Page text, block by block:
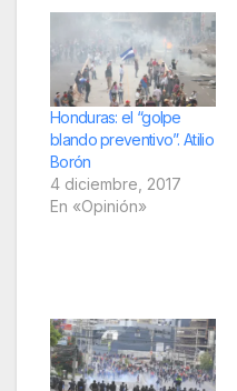
Honduras: el “golpe
blando preventivo”. Atilio
Borón
4 diciembre, 2017
En «Opinión»